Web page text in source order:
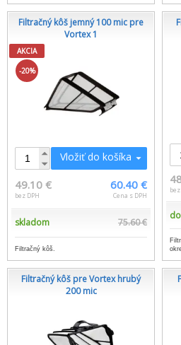
Filtračný kôš jemný 100 mic pre
Vortex 1
AKCIA
-20%
Vložiť do košíka
49.10 €
bez DPH
60.40 €
Cena s DPH
skladom 75.60 €
Filtračný kôš.
Filtračný kôš pre Vortex hrubý
200 mic